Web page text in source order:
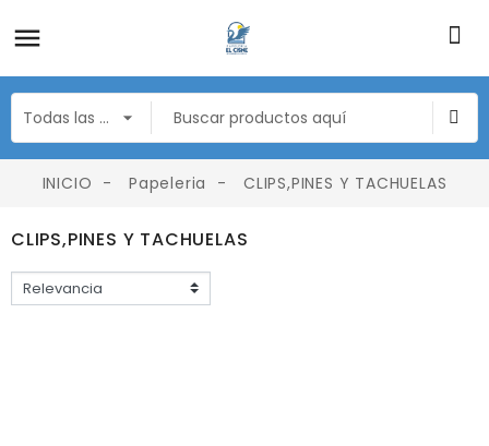
INICIO Papeleria CLIPS,PINES Y TACHUELAS
CLIPS,PINES Y TACHUELAS